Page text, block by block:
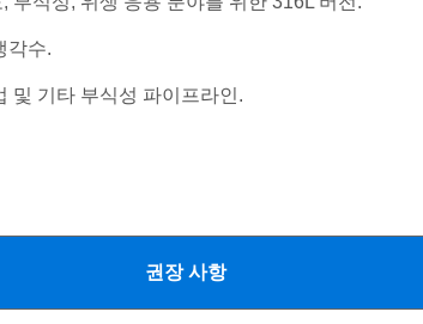
각수.
및 기타 부식성 파이프라인.
권장 사항